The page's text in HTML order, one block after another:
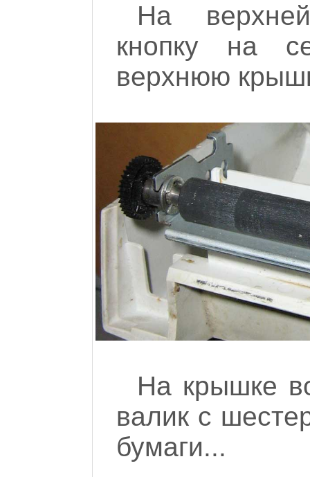
На
кнопку на
верхнюю
На крышке
валик с
бумаги...